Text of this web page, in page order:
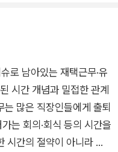
로 남아있는 재택근무·유
시간 개념과 밀접한 관계
많은 직장인들에게 출퇴
는 회의·회식 등의 시간을
시간의 절약이 아니라 스